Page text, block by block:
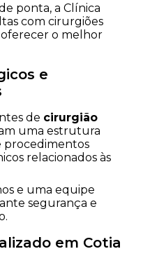
ponta, a Clínica
com cirurgiões
oferecer o melhor
e
de cirurgião
uma estrutura
procedimentos
relacionados às
e uma equipe
segurança e
em Cotia